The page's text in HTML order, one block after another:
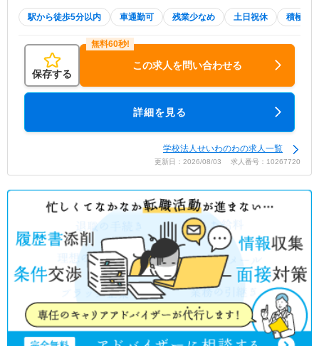
駅から徒歩5分以内 車通勤可 残業少なめ 土日祝休 積極採
保存する
この求人を問い合わせる
詳細を見る
学校法人せいわのわの求人一覧
更新日：2026/08/03 求人番号：10267720